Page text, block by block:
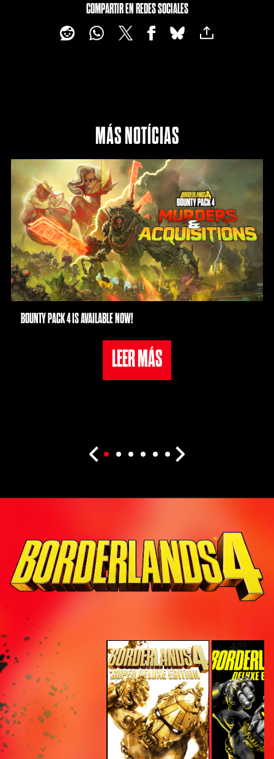
COMPARTIR EN REDES SOCIALES
MÁS NOTÍCIAS
BOUNTY PACK 4 IS AVAILABLE NOW!
LEER MÁS